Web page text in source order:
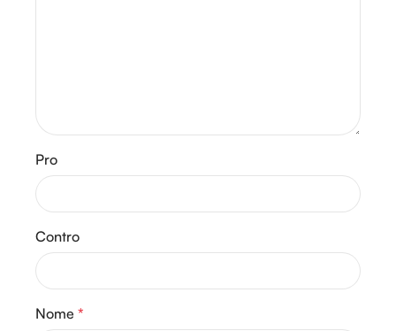
Pro
Contro
Nome *